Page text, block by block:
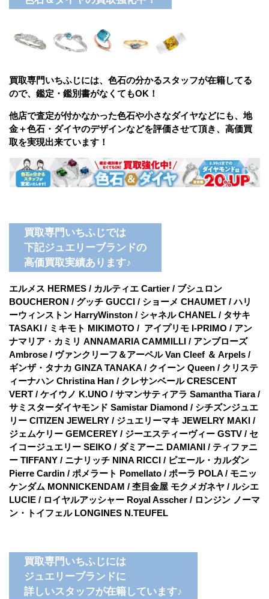
買取専門いちふじには、色石の分かるスタッフが在籍してる
ので、鑑定・鑑別書がなくてもOK！
他店で査定が付かなかった色石や小さなダイヤなどにも、地
金＋色石・ダイヤのデザインなどを評価させて頂き、高価買
取を実現出来ています！
買取専門いちふじでは
下記ジュエリーブランドの
高価買取実績あります♪
エルメス HERMES / カルティエ Cartier / ブシュロン
BOUCHERON / グッチ GUCCI / ショーメ CHAUMET / ハリ
ーウィンストン HarryWinston / シャネル CHANEL / タサキ
TASAKI / ミキモト MIKIMOTO / アイプリモ I-PRIMO / アン
ナマリア・カミリ ANNAMARIA CAMMILLI / アンブローズ
Ambrose / ヴァンクリーフ＆アーペル Van Cleef ＆ Arpels /
ギンザ・タナカ GINZA TANAKA / クイーン Queen / クリステ
ィーナハン Christina Han / クレサンベール CRESCENT
VERT / ケイウノ K.UNO / サマンサティアラ Samantha Tiara /
サミスターダイヤモンド Samistar Diamond / シチズンジュエ
リー CITIZEN JEWELRY / ジュエリーマキ JEWELRY MAKI /
ジェムケリー GEMCEREY / ジーエスティーヴィー GSTV / セ
イコージュエリー SEIKO / ダミアーニ DAMIANI / ティファニ
ー TIFFANY / ニナリッチ NINA RICCI / ピエール・カルダン
Pierre Cardin / ポメラート Pomellato / ポーラ POLA / モニッ
ケンダム MONNICKENDAM / 杢目金屋 モクメガネヤ / ルシエ
LUCIE / ロイヤルアッシャー Royal Asscher / ロンジン ノーマ
ン・トイフェル LONGINES N.TEUFEL
買取専門いちふじには
ジュエリーブランドに
詳しいスタッフが在籍しています♪